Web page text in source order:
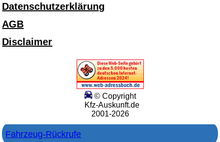
Datenschutzerklärung
AGB
Disclaimer
© Copyright
Kfz-Auskunft.de
2001-2026
Fahrzeug-Rückrufe